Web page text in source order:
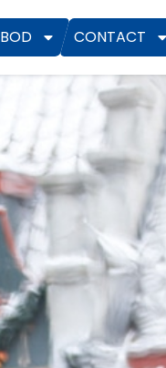
CONTACT